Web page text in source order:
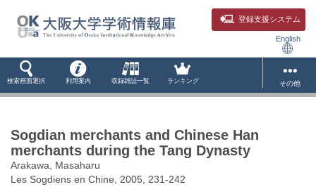
登録支援システム
English
検索画面選択 利用案内 収録雑誌一覧 ランキング その他
Sogdian merchants and Chinese Han
merchants during the Tang Dynasty
Arakawa, Masaharu
Les Sogdiens en Chine, 2005, 231-242